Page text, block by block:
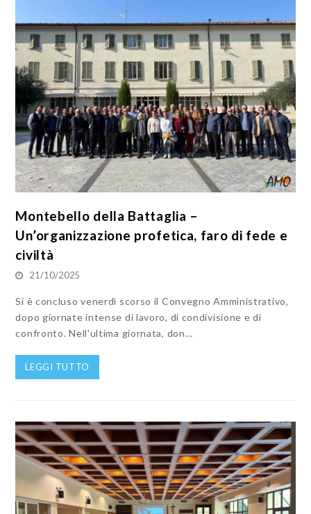
Montebello della Battaglia –
Un’organizzazione profetica, faro di fede e
civiltà
21/10/2025
Si è concluso venerdì scorso il Convegno Amministrativo,
dopo giornate intense di lavoro, di condivisione e di
confronto. Nell'ultima giornata, don…
LEGGI TUTTO